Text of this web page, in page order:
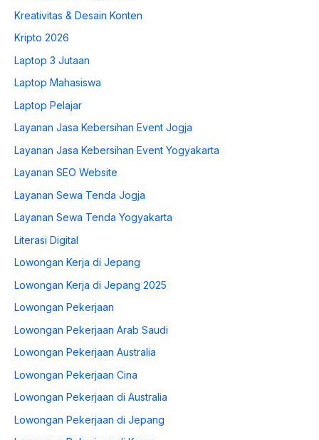
Kreativitas & Desain Konten
Kripto 2026
Laptop 3 Jutaan
Laptop Mahasiswa
Laptop Pelajar
Layanan Jasa Kebersihan Event Jogja
Layanan Jasa Kebersihan Event Yogyakarta
Layanan SEO Website
Layanan Sewa Tenda Jogja
Layanan Sewa Tenda Yogyakarta
Literasi Digital
Lowongan Kerja di Jepang
Lowongan Kerja di Jepang 2025
Lowongan Pekerjaan
Lowongan Pekerjaan Arab Saudi
Lowongan Pekerjaan Australia
Lowongan Pekerjaan Cina
Lowongan Pekerjaan di Australia
Lowongan Pekerjaan di Jepang